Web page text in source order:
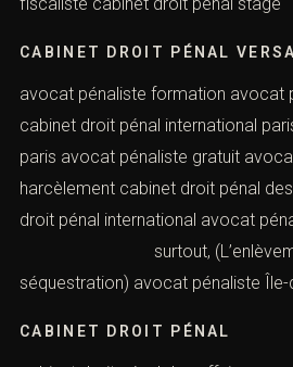
travail avocat pénaliste en France
pénal des affaires avocat pénaliste
pénaliste fiscaliste cabinet droit
CABINET DROIT PÉNAL
avocat pénaliste formation avocat
cabinet droit pénal international
paris avocat pénaliste gratuit
cabinet droit pénal international